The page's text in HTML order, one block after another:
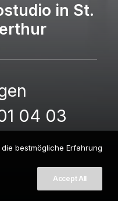
in St.
04 03
bestmögliche Erfahrung
Accept All